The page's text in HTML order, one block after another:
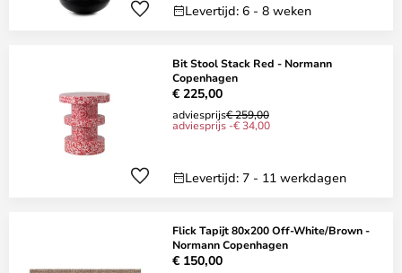
Levertijd: 6 - 8 weken
Bit Stool Stack Red - Normann
Copenhagen
€ 225,00
adviesprijs€ 259,00
adviesprijs -€ 34,00
Levertijd: 7 - 11 werkdagen
Flick Tapijt 80x200 Off-White/Brown -
Normann Copenhagen
€ 150,00